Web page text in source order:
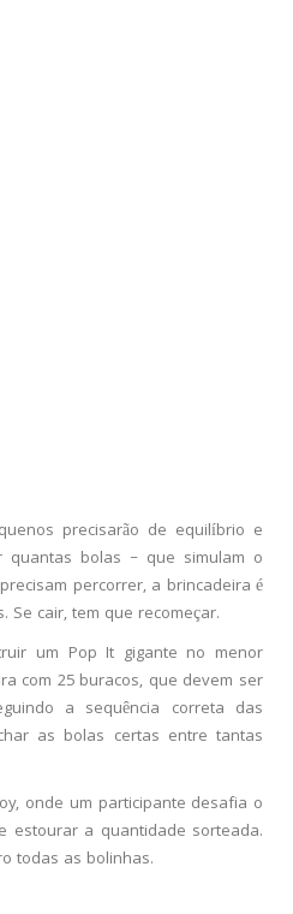
precisarão de equilíbrio e
quantas bolas – que simulam o
percorrer, a brincadeira é
Se cair, tem que recomeçar.
um Pop It gigante no menor
com 25 buracos, que devem ser
a sequência correta das
as bolas certas entre tantas
onde um participante desafia o
estourar a quantidade sorteada.
todas as bolinhas.